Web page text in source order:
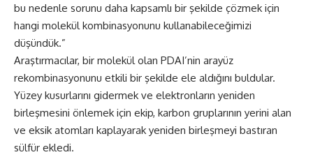
bu nedenle sorunu daha kapsamlı bir şekilde çözmek için
hangi molekül kombinasyonunu kullanabileceğimizi
düşündük.”
Araştırmacılar, bir molekül olan PDAI’nin arayüz
rekombinasyonunu etkili bir şekilde ele aldığını buldular.
Yüzey kusurlarını gidermek ve elektronların yeniden
birleşmesini önlemek için ekip, karbon gruplarının yerini alan
ve eksik atomları kaplayarak yeniden birleşmeyi bastıran
sülfür ekledi.